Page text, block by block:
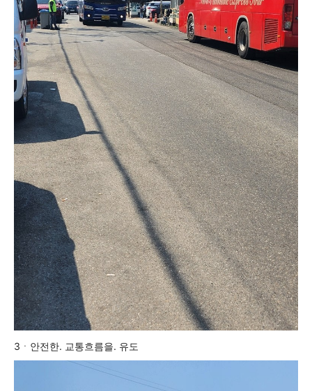
3ㆍ안전한. 교통흐름을. 유도